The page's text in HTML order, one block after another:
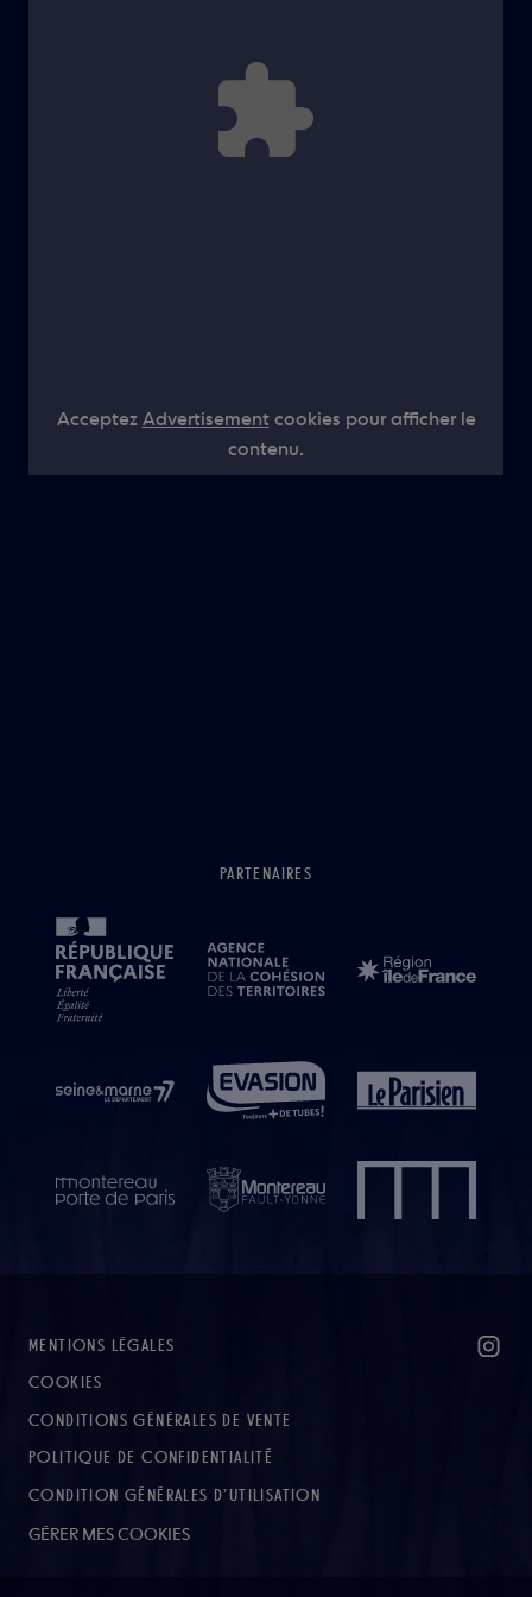
Acceptez Advertisementcookies pour afficher le
contenu.
PARTENAIRES
MENTIONS LÉGALES
COOKIES
CONDITIONS GÉNÉRALES DE VENTE
POLITIQUE DE CONFIDENTIALITÉ
CONDITION GÉNÉRALES D’UTILISATION
GÉRER MES COOKIES